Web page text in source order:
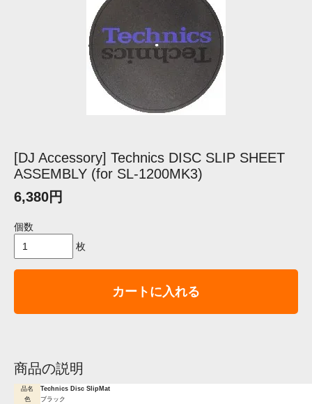
[DJ Accessory] Technics DISC SLIP SHEET
ASSEMBLY (for SL-1200MK3)
6,380円
個数
枚
カートに入れる
商品の説明
品名
Technics Disc SlipMat
色
ブラック